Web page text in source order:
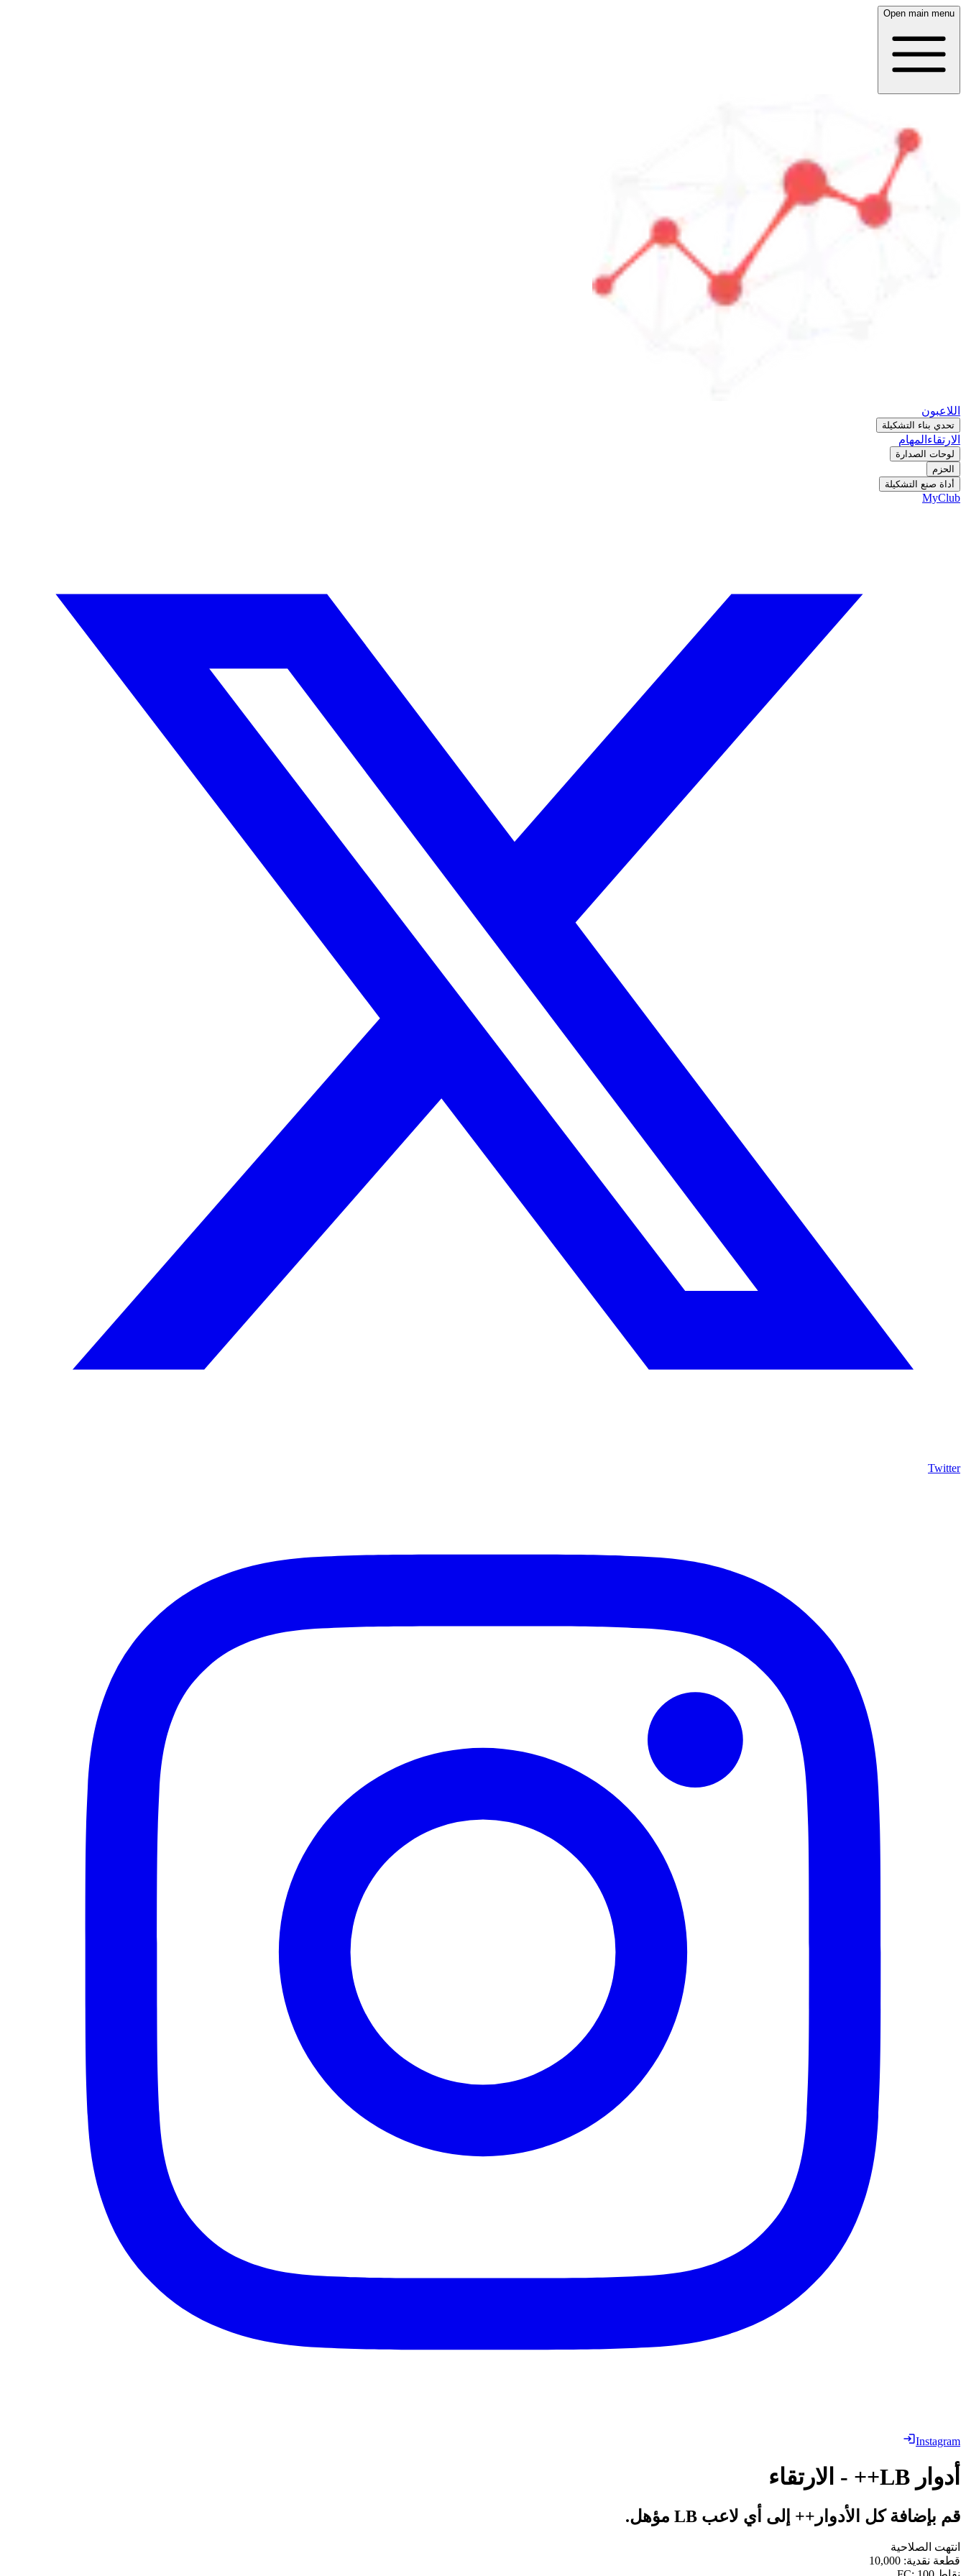
Open main menu
اللاعبون
تحدي بناء التشكيلة
الارتقاء المهام
لوحات الصدارة
الحزم
أداة صنع التشكيلة
MyClub
Twitter
Instagram
أدوار LB++ - الارتقاء
قم بإضافة كل الأدوار++ إلى أي لاعب LB مؤهل.
انتهت الصلاحية
قطعة نقدية:
10,000